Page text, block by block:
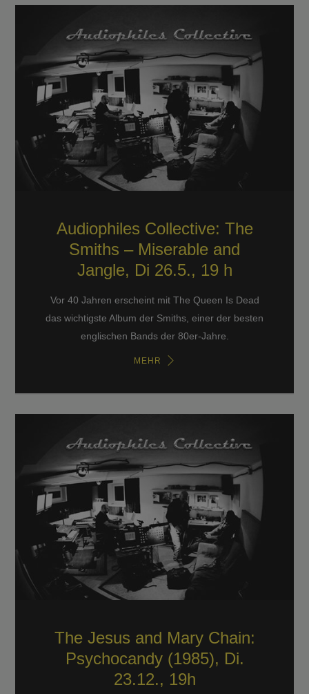
Audiophiles Collective: The
Smiths – Miserable and
Jangle, Di 26.5., 19 h
Vor 40 Jahren erscheint mit The Queen Is Dead
das wichtigste Album der Smiths, einer der besten
englischen Bands der 80er-Jahre.
MEHR
The Jesus and Mary Chain:
Psychocandy (1985), Di.
23.12., 19h